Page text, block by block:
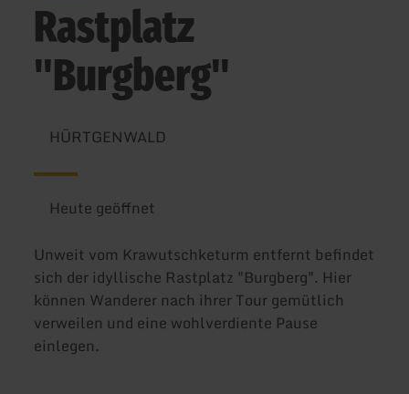
Rastplatz
"Burgberg"
HÜRTGENWALD
Heute geöffnet
Unweit vom Krawutschketurm entfernt befindet
sich der idyllische Rastplatz "Burgberg". Hier
können Wanderer nach ihrer Tour gemütlich
verweilen und eine wohlverdiente Pause
einlegen.